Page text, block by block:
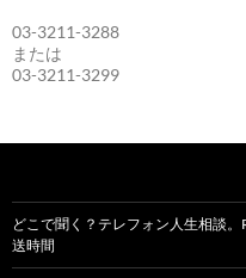
03-3211-3288
または
03-3211-3299
どこで聞く？テレフォン人生相談
送時間